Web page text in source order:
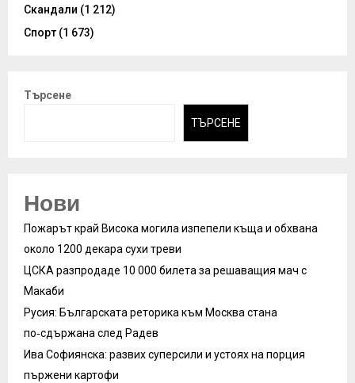
Скандали (1 212)
Спорт (1 673)
Търсене
ТЪРСЕНЕ
Нови
Пожарът край Висока могила изпепели къща и обхвана
около 1200 декара сухи треви
ЦСКА разпродаде 10 000 билета за решаващия мач с
Макаби
Русия: Българската реторика към Москва стана
по‑сдържана след Радев
Ива Софиянска: развих суперсили и устоях на порция
пържени картофи